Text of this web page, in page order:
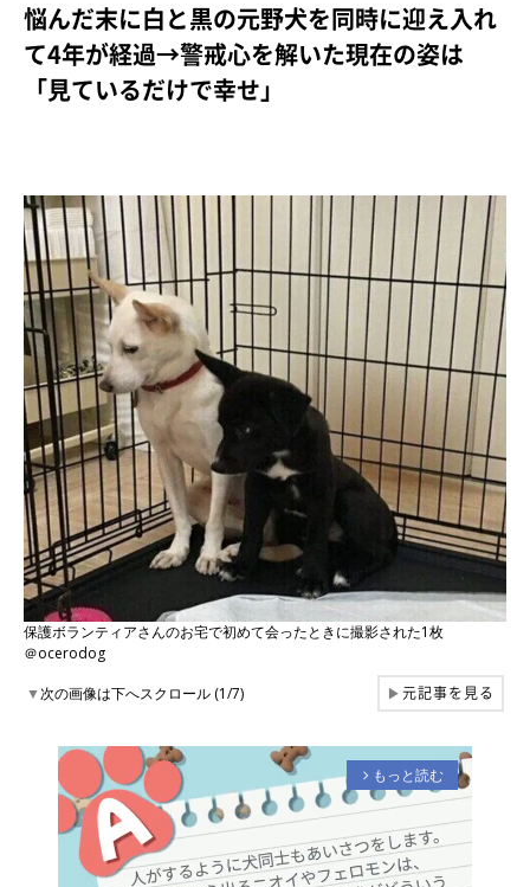
悩んだ末に白と黒の元野犬を同時に迎え入れ
て4年が経過→警戒心を解いた現在の姿は
「見ているだけで幸せ」
保護ボランティアさんのお宅で初めて会ったときに撮影された1枚
＠ocerodog
▼次の画像は下へスクロール (1/7) ▶元記事を見る
arrow_forward_ios もっと読む